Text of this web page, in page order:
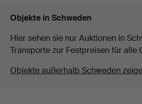
Objekte in Schweden
Hier sehen sie nur Auktionen in
Transporte zur Festpreisen für alle
Objekte außerhalb Schweden